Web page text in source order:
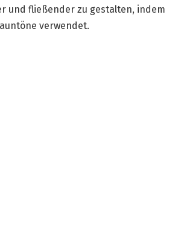
und fließender zu gestalten, indem
verwendet.